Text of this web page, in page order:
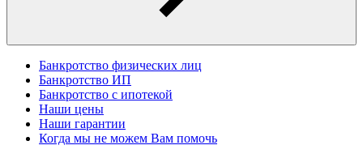
Банкротство физических лиц
Банкротство ИП
Банкротство с ипотекой
Наши цены
Наши гарантии
Когда мы не можем Вам помочь